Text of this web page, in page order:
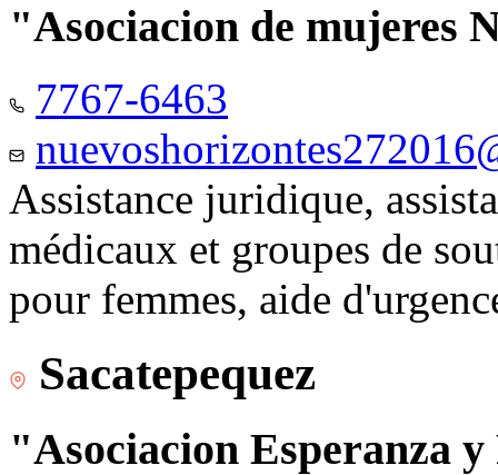
"Asociacion de mujeres
7767-6463
Assistance juridique,
médicaux et groupes de
pour femmes, aide
Sacatepequez
"Asociacion Esperanza